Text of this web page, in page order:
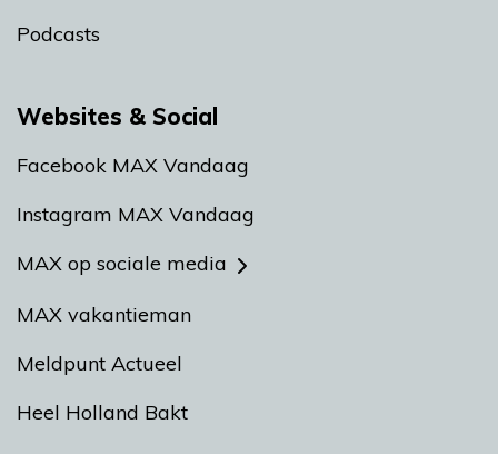
Podcasts
Websites & Social
Facebook MAX Vandaag
Instagram MAX Vandaag
MAX op sociale media
MAX vakantieman
Meldpunt Actueel
Heel Holland Bakt